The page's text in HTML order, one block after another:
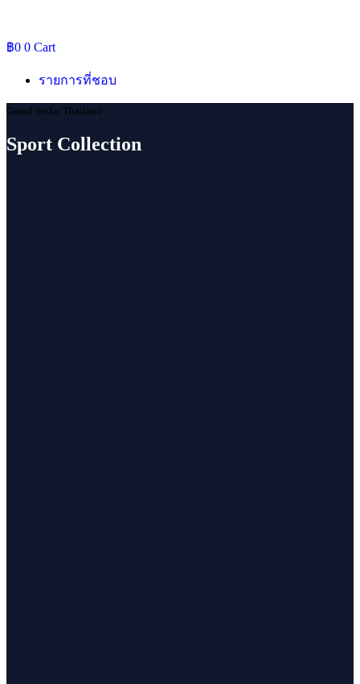
฿0 0 Cart
รายการที่ชอบ
Grand Seiko Thailand
Sport Collection